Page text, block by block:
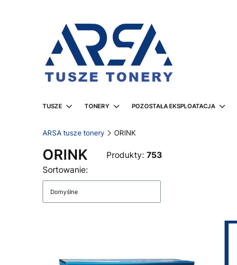
TUSZE TONERY POZOSTAŁA EKSPLOATACJA
ARSA tusze tonery ORINK
ORINK Produkty: 753
Lista produktów
Sortowanie:
Domyślne